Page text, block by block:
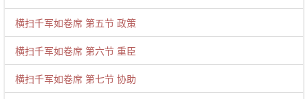
横扫千军如卷席 第五节 政策
横扫千军如卷席 第六节 重臣
横扫千军如卷席 第七节 协助